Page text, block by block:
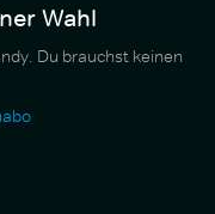
Wahl
Du brauchst keinen